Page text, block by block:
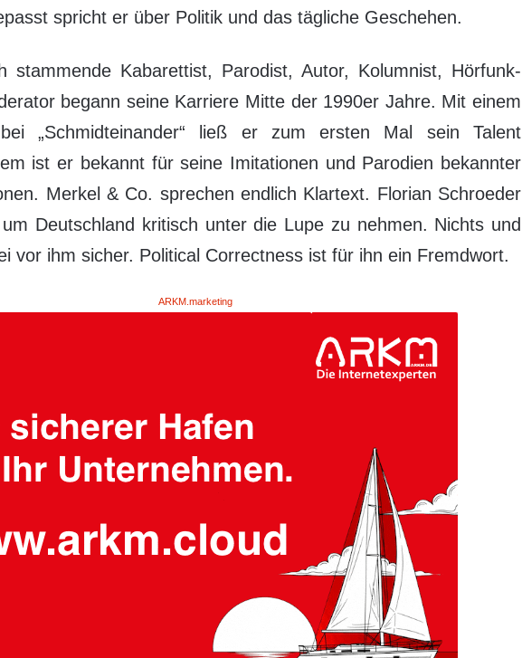
spricht er über Politik und das tägliche Geschehen.
stammende Kabarettist, Parodist, Autor, Kolumnist, Hörfunk-
begann seine Karriere Mitte der 1990er Jahre. Mit einem
„Schmidteinander“ ließ er zum ersten Mal sein Talent
ist er bekannt für seine Imitationen und Parodien bekannter
Merkel & Co. sprechen endlich Klartext. Florian Schroeder
Deutschland kritisch unter die Lupe zu nehmen. Nichts und
vor ihm sicher. Political Correctness ist für ihn ein Fremdwort.
ARKM.marketing